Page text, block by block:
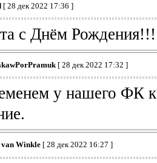
[ 28 дек 2022 17:36 ]
с Днём Рождения!!!
[ 28 дек 2022 17:32 ]
у нашего ФК
Winkle[ 28 дек 2022 16:27 ]